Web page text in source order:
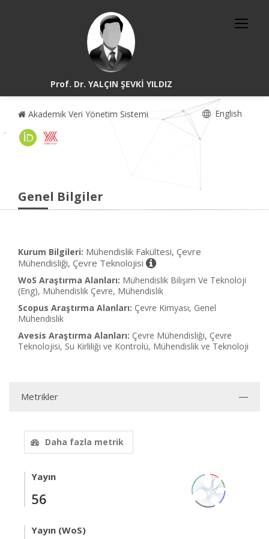
Prof. Dr. YALÇIN ŞEVKİ YILDIZ
Akademik Veri Yönetim Sistemi English
Genel Bilgiler
Kurum Bilgileri: Mühendislik Fakültesi, Çevre
Mühendisliği, Çevre Teknolojisi
WoS Araştırma Alanları: Mühendislik Bilişim Ve Teknoloji
(Eng), Mühendislik Çevre, Mühendislik
Scopus Araştırma Alanları: Çevre Kimyası, Genel
Mühendislik
Avesis Araştırma Alanları: Çevre Mühendisliği, Çevre
Teknolojisi, Su Kirliliği ve Kontrolü, Mühendislik ve Teknoloji
Metrikler
Daha fazla metrik
Yayın
56
Yayın (WoS)